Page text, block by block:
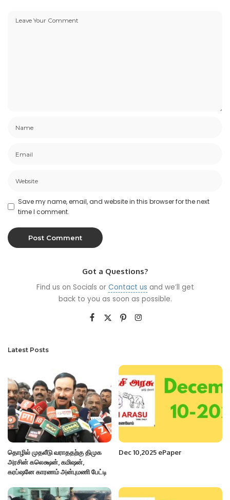
Save my name, email, and website in this browser for the next
time I comment.
Got a Questions?
Find us on Socials or Contact us and we’ll get
back to you as soon as possible.
Latest Posts
தொழில் முதலீடு வராததற்கு திமுக
அரசின் கலெக்ஷன், கமிஷன்,
கரப்ஷனே காரணம் அன்புமணி பேட்டி
Dec 10,2025 ePaper